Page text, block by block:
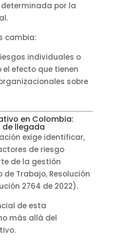
por la
cambia:
individuales o
efecto que tienen
sobre
en Colombia:
llegada
exige identificar,
de riesgo
de la gestión
Trabajo, Resolución
2764 de 2022).
de esta
más allá del